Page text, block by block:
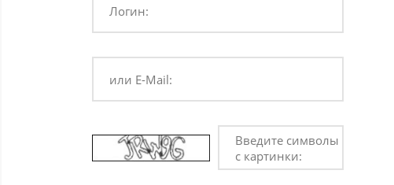
Логин:
или E-Mail:
Введите символы
с картинки: